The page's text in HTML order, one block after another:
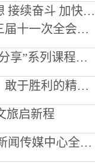
宁夏日报评论员文章：统一思想 接续奋斗 加快建设美丽新宁夏
一次全会精神
我市第五期青年夜校“中医知识分享”系列课程开课
宁夏日报评论员：以敢打硬仗、敢于胜利的精气神夺取全年胜
旅启新程
山河为幕 云端共育——固原市新闻传媒中心全媒直播能力建设跃升记录